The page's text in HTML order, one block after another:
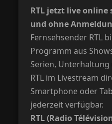
RTL jetzt live online
und ohne
Fernsehsender RTL
Programm aus
Serien, Unterhaltung
RTL im Livestream
Smartphone oder
jederzeit verfügbar.
RTL (Radio